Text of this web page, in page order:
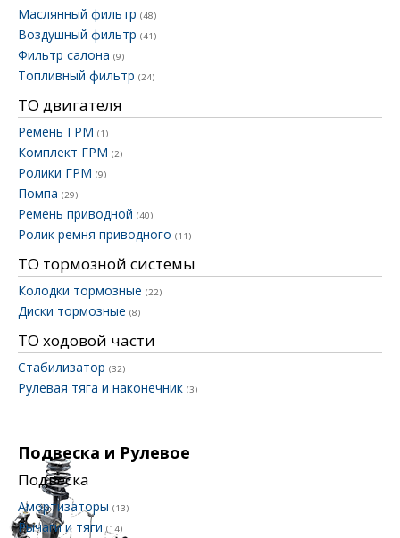
Маслянный фильтр (48)
Воздушный фильтр (41)
Фильтр салона (9)
Топливный фильтр (24)
ТО двигателя
Ремень ГРМ (1)
Комплект ГРМ (2)
Ролики ГРМ (9)
Помпа (29)
Ремень приводной (40)
Ролик ремня приводного (11)
ТО тормозной системы
Колодки тормозные (22)
Диски тормозные (8)
ТО ходовой части
Стабилизатор (32)
Рулевая тяга и наконечник (3)
Подвеска и Рулевое
Подвеска
Амортизаторы (13)
Рычаги и тяги(14)